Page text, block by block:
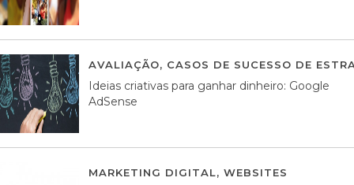
AVALIAÇÃO, CASOS DE SUCESSO DE
Ideias criativas para ganhar dinheiro: Google
AdSense
MARKETING DIGITAL, WEBSITES